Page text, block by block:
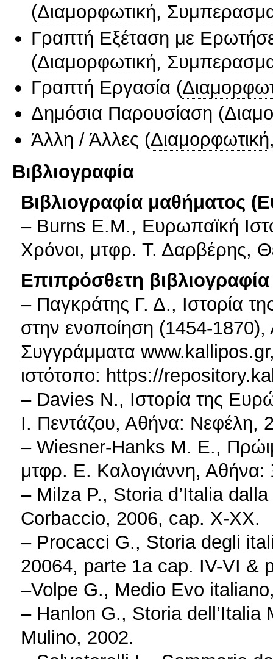
(Διαμορφωτική,
Γραπτή Εξέταση με
(Διαμορφωτική,
Γραπτή Εργασία (
Δημόσια Παρουσίαση (
Άλλη / Άλλες (Διαμορφωτική
Βιβλιογραφία
Βιβλιογραφία μαθήματος
– Burns E.Μ., Ευρωπαϊκή
Χρόνοι, μτφρ. Τ. Δαρβέρης,
Επιπρόσθετη βιβλιογραφία
– Παγκράτης Γ. Δ., Ιστορία
στην ενοποίηση (1454-
Συγγράμματα
ιστότοπο: https://
– Davies N., Ιστορία της
Ι. Πεντάζου, Αθήνα: Νεφέλη,
– Wiesner-Hanks Μ. Ε.,
μτφρ. Ε. Καλογιάννη, Αθήνα:
– Milza P., Storia d’Italia
Corbaccio, 2006, cap. Χ-ΧΧ.
– Procacci G., Storia degli
20064, parte 1a cap. IV-VI &
–Volpe G., Medio Evo
– Hanlon G., Storia
Mulino, 2002.